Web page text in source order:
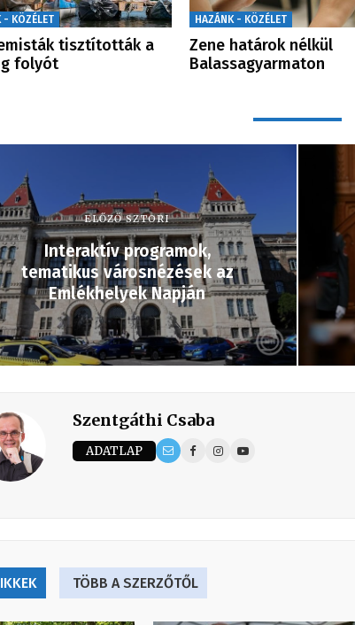
- KÖZÉLET
tisztították a
folyót
HAZÁNK - KÖZÉLET
Zene határok nélkül
Balassagyarmaton
ELŐZŐ SZTORI
Interaktív programok,
tematikus városnézések az
Emlékhelyek Napján
Szentgáthi Csaba
ADATLAP
TÖBB A SZERZŐTŐL